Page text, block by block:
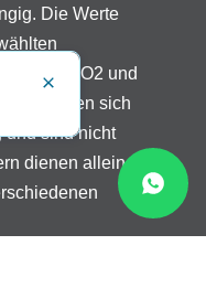
Die Werte
der CO2 und
beziehen sich
und sind nicht
dienen allein
Schließen